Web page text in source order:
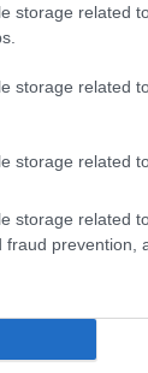
storage related
storage related
storage related
storage related
prevention,